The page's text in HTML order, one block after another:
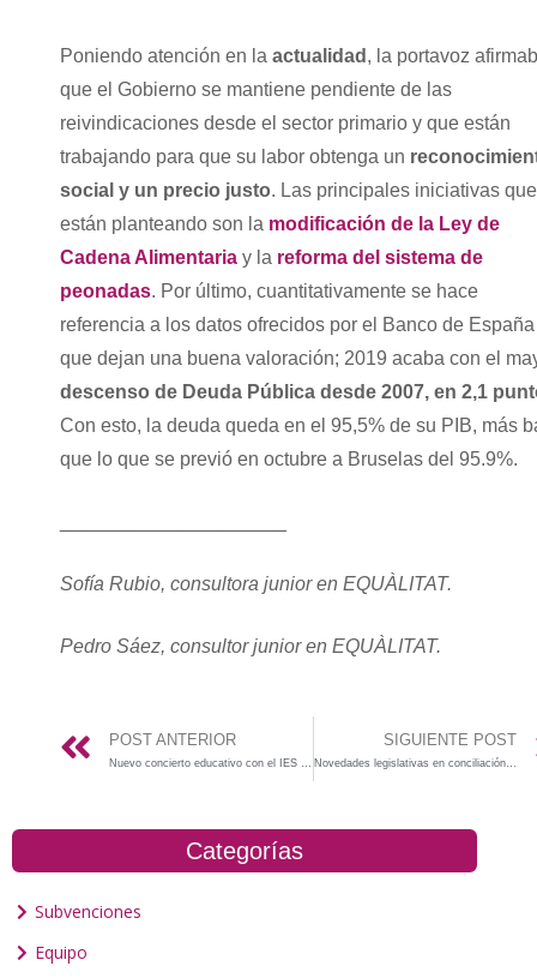
Poniendo atención en la actualidad , la portavoz
que el Gobierno se mantiene pendiente de las
reivindicaciones desde el sector primario y que están
trabajando para que su labor obtenga un
social y un precio justo. Las principales iniciativas
están planteando son la modificación de la Ley de
Cadena Alimentaria y la reforma del sistema de
peonadas. Por último, cuantitativamente se hace
referencia a los datos ofrecidos por el Banco de España
que dejan una buena valoración; 2019 acaba con el
descenso de Deuda Pública desde 2007, en 2,1
Con esto, la deuda queda en el 95,5% de su PIB, más
que lo que se previó en octubre a Bruselas del 95.9%.
Sofía Rubio, consultora junior en EQUÀLITAT.
Pedro Sáez, consultor junior en EQUÀLITAT.
POST ANTERIOR SIGUIENTE POST
Novedades legislativas en conciliación 2020
Categorías
Subvenciones
Equipo